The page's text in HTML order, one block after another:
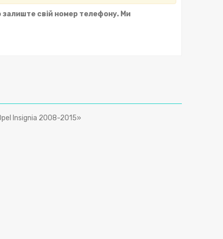
свій номер телефону. Ми
Insignia 2008-2015»